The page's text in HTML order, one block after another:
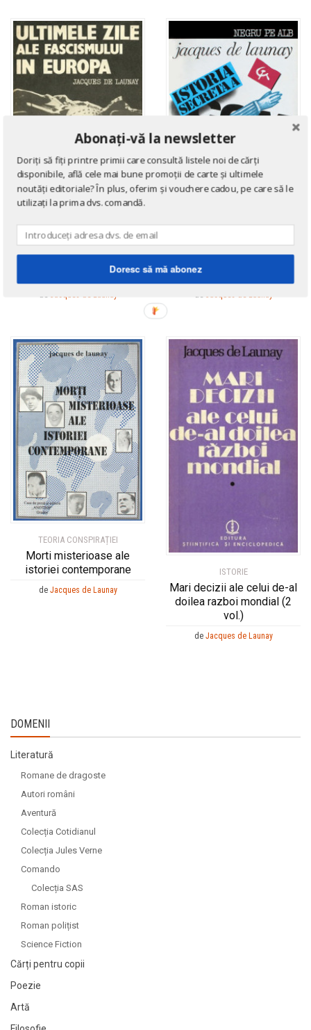
ISTORIE
fascismului in Europa
de Jacques de Launay
ISTORIE
Cominternului
de Jacques de Launay
TEORIA CONSPIRAȚIEI
Morti misterioase ale
istoriei contemporane
de Jacques de Launay
ISTORIE
Mari decizii ale celui de-al
doilea razboi mondial (2
vol.)
de Jacques de Launay
DOMENII
Literatură
Romane de dragoste
Autori români
Aventură
Colecția Cotidianul
Colecția Jules Verne
Comando
Colecția SAS
Roman istoric
Roman polițist
Science Fiction
Cărți pentru copii
Poezie
Artă
Abonați-vă la newsletter
Doriți să fiți printre primii care consultă listele noi de cărți
disponibile, află cele mai bune promoții de carte și ultimele
noutăți editoriale? În plus, oferim și vouchere cadou, pe care să le
utilizați la prima dvs. comandă.
Doresc să mă abonez